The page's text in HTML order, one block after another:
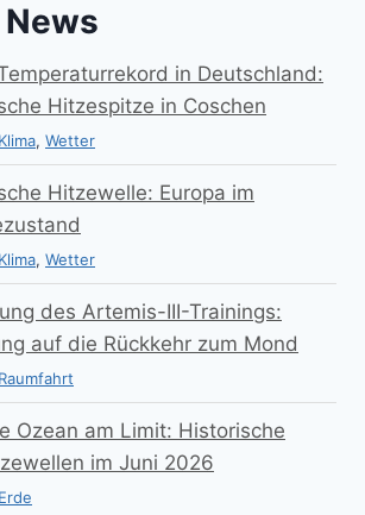
in Deutschland:
Hitzespitze in Coschen
Klima, Wetter
Hitzewelle: Europa im
Klima, Wetter
des Artemis-III-Trainings:
auf die Rückkehr zum Mond
Raumfahrt
Ozean am Limit: Historische
im Juni 2026
Erde